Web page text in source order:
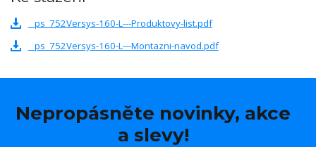
_ps_752Versys-160-L---Produktovy-list.pdf
_ps_752Versys-160-L---Montazni-navod.pdf
Nepropásněte novinky, akce
a slevy!